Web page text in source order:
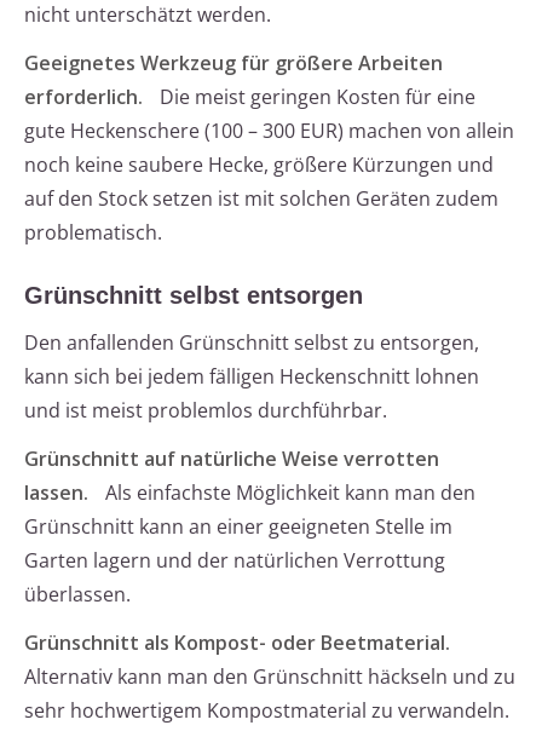
nicht unterschätzt werden.
Geeignetes Werkzeug für größere Arbeiten
erforderlich.
Die meist geringen Kosten für eine
gute Heckenschere (100 – 300 EUR) machen von allein
noch keine saubere Hecke, größere Kürzungen und
auf den Stock setzen ist mit solchen Geräten zudem
problematisch.
Grünschnitt selbst entsorgen
Den anfallenden Grünschnitt selbst zu entsorgen,
kann sich bei jedem fälligen Heckenschnitt lohnen
und ist meist problemlos durchführbar.
Grünschnitt auf natürliche Weise verrotten
lassen.
Als einfachste Möglichkeit kann man den
Grünschnitt kann an einer geeigneten Stelle im
Garten lagern und der natürlichen Verrottung
überlassen.
Grünschnitt als Kompost- oder Beetmaterial.
Alternativ kann man den Grünschnitt häckseln und zu
sehr hochwertigem Kompostmaterial zu verwandeln.